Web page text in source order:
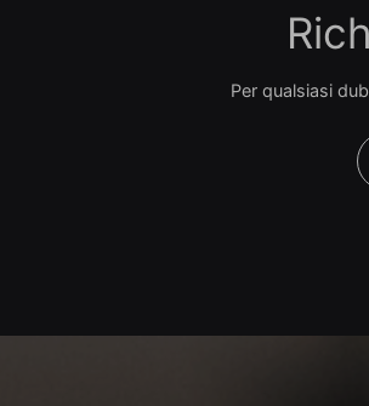
Per qualsiasi